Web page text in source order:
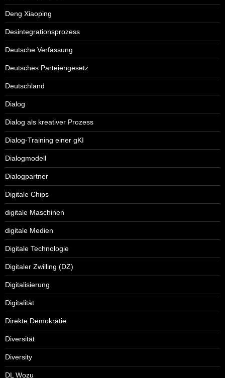
Deng Xiaoping
Desintegrationsprozess
Deutsche Verfassung
Deutsches Parteiengesetz
Deutschland
Dialog
Dialog als kreativer Prozess
Dialog-Training einer gKI
Dialogmodell
Dialogpartner
Digitale Chips
digitale Maschinen
digitale Medien
Digitale Technologie
Digitaler Zwilling (DZ)
Digitalisierung
Digitalität
Direkte Demokratie
Diversität
Diversity
DL Wozu